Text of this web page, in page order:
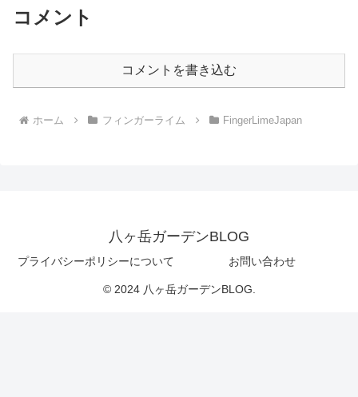
コメント
コメントを書き込む
ホーム フィンガーライム FingerLimeJapan
八ヶ岳ガーデンBLOG
プライバシーポリシーについて お問い合わせ
© 2024 八ヶ岳ガーデンBLOG.